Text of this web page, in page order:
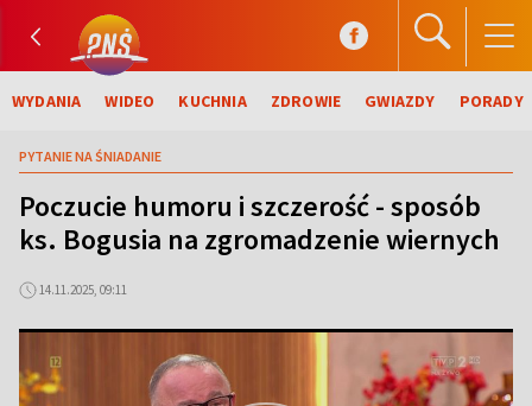
WYDANIA WIDEO KUCHNIA ZDROWIE GWIAZDY PORADY
PYTANIE NA ŚNIADANIE
Poczucie humoru i szczerość - sposób
ks. Bogusia na zgromadzenie wiernych
14.11.2025, 09:11